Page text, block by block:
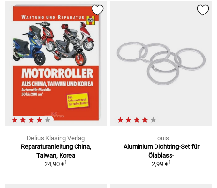
Delius Klasing Verlag
Reparaturanleitung China,
Taiwan, Korea
24,90 €1
Louis
Aluminium Dichtring-Set für
Ölablass-
2,99 €1